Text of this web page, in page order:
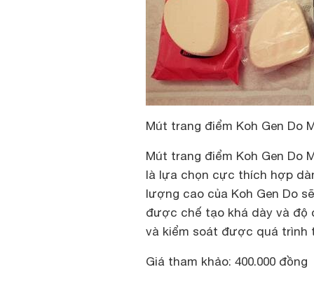
Mút trang điểm Koh Gen Do
Mút trang điểm Koh Gen Do
là lựa chọn cực thích hợp
lượng cao của Koh Gen Do
được chế tạo khá dày và độ
và kiểm soát được quá trình
Giá tham khảo: 400.000 đồng